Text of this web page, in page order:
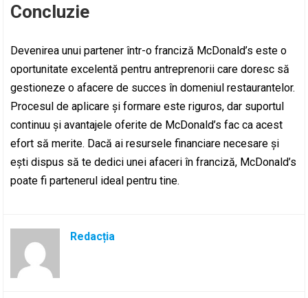
Concluzie
Devenirea unui partener într-o franciză McDonald’s este o
oportunitate excelentă pentru antreprenorii care doresc să
gestioneze o afacere de succes în domeniul restaurantelor.
Procesul de aplicare și formare este riguros, dar suportul
continuu și avantajele oferite de McDonald’s fac ca acest
efort să merite. Dacă ai resursele financiare necesare și
ești dispus să te dedici unei afaceri în franciză, McDonald’s
poate fi partenerul ideal pentru tine.
Redacția